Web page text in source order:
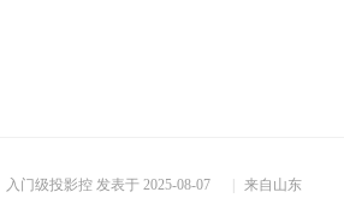
入门级投影控 发表于 2025-08-07 来自山东